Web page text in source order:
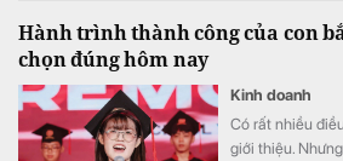
Hành trình thành công của con
chọn đúng hôm nay
Kinh doanh
Có rất nhiều
giới thiệu.